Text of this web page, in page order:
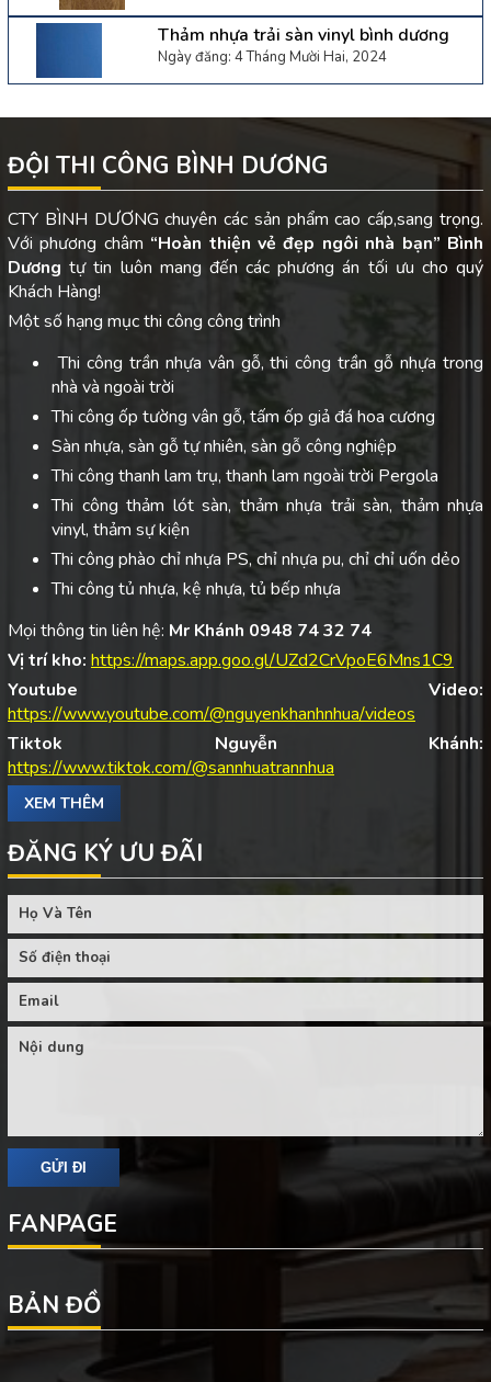
Thảm nhựa trải sàn vinyl bình dương
Ngày đăng: 4 Tháng Mười Hai, 2024
ĐỘI THI CÔNG BÌNH DƯƠNG
CTY BÌNH DƯƠNG chuyên các sản phẩm cao cấp,sang trọng.
Với phương châm “Hoàn thiện vẻ đẹp ngôi nhà bạn” Bình
Dươngtự tin luôn mang đến các phương án tối ưu cho quý
Khách Hàng!
Một số hạng mục thi công công trình
Thi công trần nhựa vân gỗ, thi công trần gỗ nhựa trong
nhà và ngoài trời
Thi công ốp tường vân gỗ, tấm ốp giả đá hoa cương
Sàn nhựa, sàn gỗ tự nhiên, sàn gỗ công nghiệp
Thi công thanh lam trụ, thanh lam ngoài trời Pergola
Thi công thảm lót sàn, thảm nhựa trải sàn, thảm nhựa
vinyl, thảm sự kiện
Thi công phào chỉ nhựa PS, chỉ nhựa pu, chỉ chỉ uốn dẻo
Thi công tủ nhựa, kệ nhựa, tủ bếp nhựa
Mọi thông tin liên hệ: Mr Khánh 0948 74 32 74
Vị trí kho: https://maps.app.goo.gl/UZd2CrVpoE6Mns1C9
Youtube Video:
https://www.youtube.com/@nguyenkhanhnhua/videos
Tiktok Nguyễn Khánh:
https://www.tiktok.com/@sannhuatrannhua
XEM THÊM
ĐĂNG KÝ ƯU ĐÃI
FANPAGE
BẢN ĐỒ